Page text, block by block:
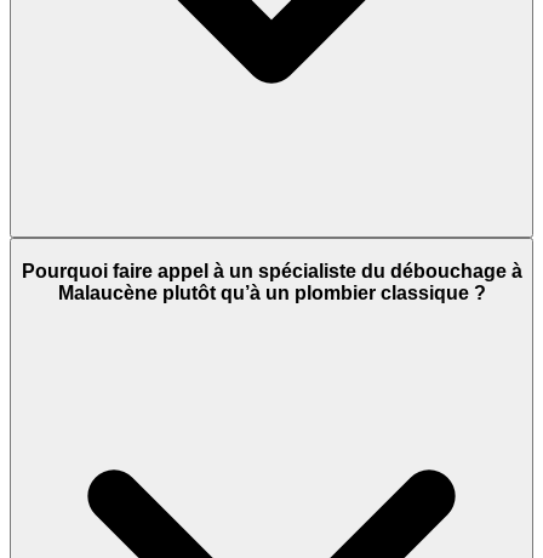
Pourquoi faire appel à un spécialiste du débouchage à
Malaucène plutôt qu’à un plombier classique ?